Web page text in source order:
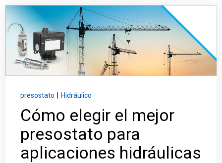
Inicio de sesión
Carreras profesionales
Solicitar presupuesto
presostato Hidráulico
Cómo elegir el mejor
presostato para
aplicaciones hidráulicas